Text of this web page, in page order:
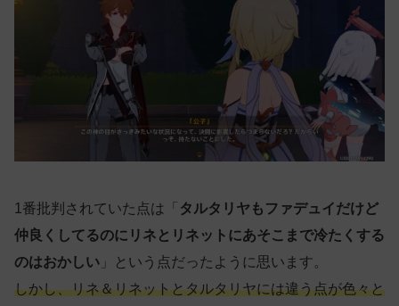
1番批判されていた点は「 タルタリヤもファデュイだけど
仲良くしてるのにリネとリネットにあそこまで冷たくする
のはおかしい 」という点だったように思います。
しかし、リネ＆リネットとタルタリヤには違う点が色々と